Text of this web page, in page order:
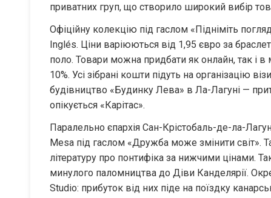
приватних груп, що створило широкий вибір
Офіційну колекцію під гаслом «Підніміть
Inglés. Ціни варіюються від 1,95 євро за
поло. Товари можна придбати як онлайн, так і в
10%. Усі зібрані кошти підуть на організацію
будівництво «Будинку Лева» в Ла-Лагуні —
опікується «Карітас».
Паралельно єпархія Сан-Крістобаль-де-ла-
Mesa під гаслом «Дружба може змінити світ».
літературу про понтифіка за нижчими цінами.
минулого паломництва до Діви Канделярії.
Studio: прибуток від них піде на поїздку